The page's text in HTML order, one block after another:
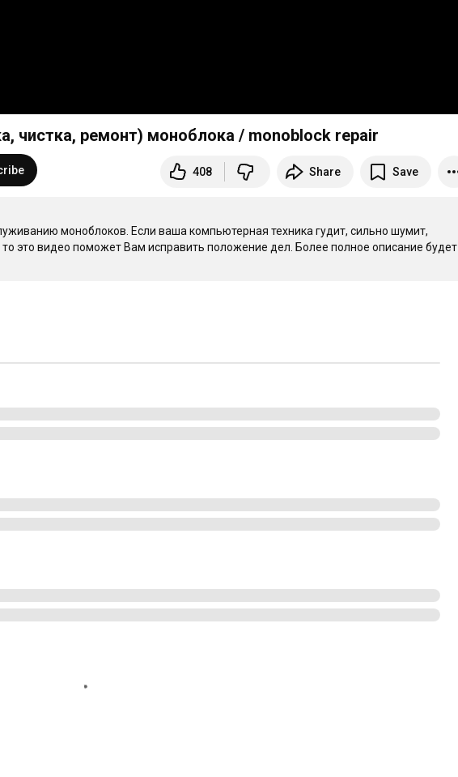
чистка, ремонт) моноблока / monoblock repair
408 Share Save
моноблоков. Если ваша компьютерная техника гудит, сильно шумит,
это видео поможет Вам исправить положение дел. Более полное описание будет